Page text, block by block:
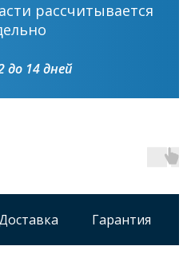
рассчитывается
до 14 дней
Гарантия